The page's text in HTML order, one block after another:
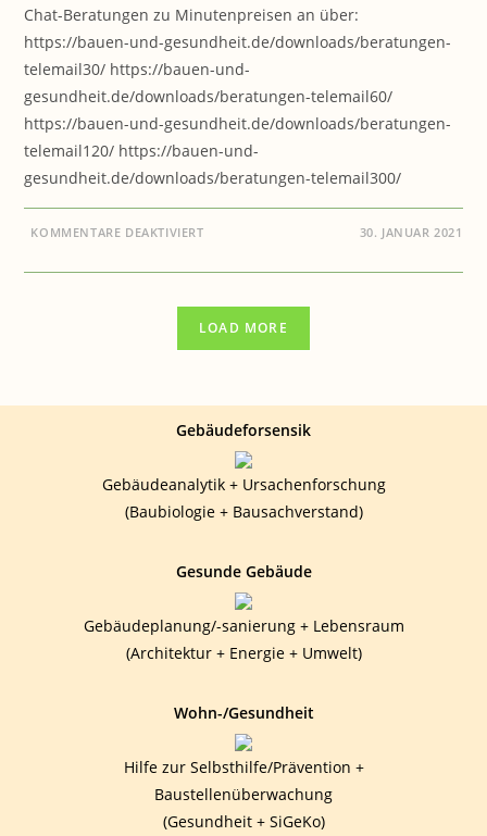
Chat-Beratungen zu Minutenpreisen an über:
https://bauen-und-gesundheit.de/downloads/beratungen-
telemail30/ https://bauen-und-
gesundheit.de/downloads/beratungen-telemail60/
https://bauen-und-gesundheit.de/downloads/beratungen-
telemail120/ https://bauen-und-
gesundheit.de/downloads/beratungen-telemail300/
KOMMENTARE DEAKTIVIERTFÜR
VIDEO-
BERATUNGEN
30. JANUAR 2021
LOAD MORE
Gebäudeforsensik
Gebäudeanalytik + Ursachenforschung
(Baubiologie + Bausachverstand)
Gesunde Gebäude
Gebäudeplanung/-sanierung + Lebensraum
(Architektur + Energie + Umwelt)
Wohn-/Gesundheit
Hilfe zur Selbsthilfe/Prävention +
Baustellenüberwachung
(Gesundheit + SiGeKo)